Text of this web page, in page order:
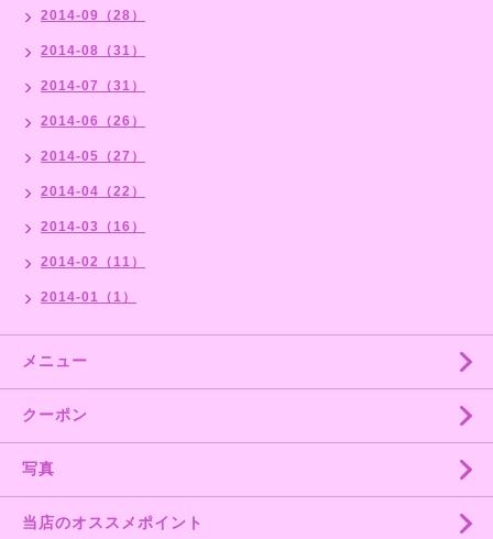
2014-09（28）
2014-08（31）
2014-07（31）
2014-06（26）
2014-05（27）
2014-04（22）
2014-03（16）
2014-02（11）
2014-01（1）
メニュー
クーポン
写真
当店のオススメポイント